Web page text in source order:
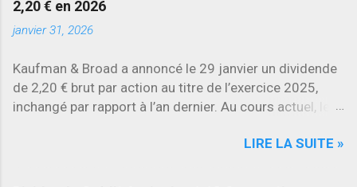
chiffres.
2,20 € en 2026
janvier 31, 2026
Kaufman & Broad a annoncé le 29 janvier un dividende
de 2,20 € brut par action au titre de l’exercice 2025,
inchangé par rapport à l’an dernier. Au cours actuel, le
LIRE LA SUITE »